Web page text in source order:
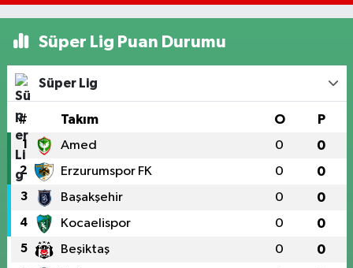
Süper Lig Puan Durumu
Süper Lig
# Takım O P
1 Amed 0 0
2 Erzurumspor FK 0 0
3 Başakşehir 0 0
4 Kocaelispor 0 0
5 Beşiktaş 0 0